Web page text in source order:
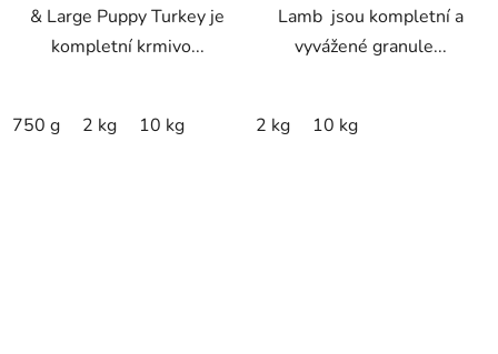
& Large Puppy Turkey je
kompletní krmivo...
750 g 2 kg 10 kg
Lamb jsou kompletní a
vyvážené granule...
2 kg 10 kg